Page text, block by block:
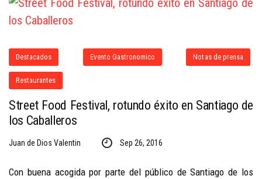
Destacados Evento Gastronomico Notas de prensa
Restaurantes
Street Food Festival, rotundo éxito en Santiago de
los Caballeros
Juan de Dios Valentin Sep 26, 2016
Con buena acogida por parte del público de Santiago de los